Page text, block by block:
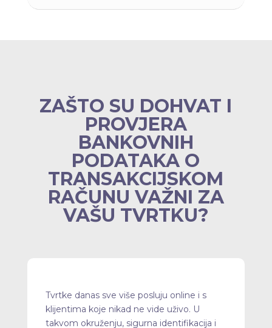
ZAŠTO SU DOHVAT I
PROVJERA
BANKOVNIH
PODATAKA O
TRANSAKCIJSKOM
RAČUNU VAŽNI ZA
VAŠU TVRTKU?
Tvrtke danas sve više posluju online i s
klijentima koje nikad ne vide uživo. U
takvom okruženju, sigurna identifikacija i